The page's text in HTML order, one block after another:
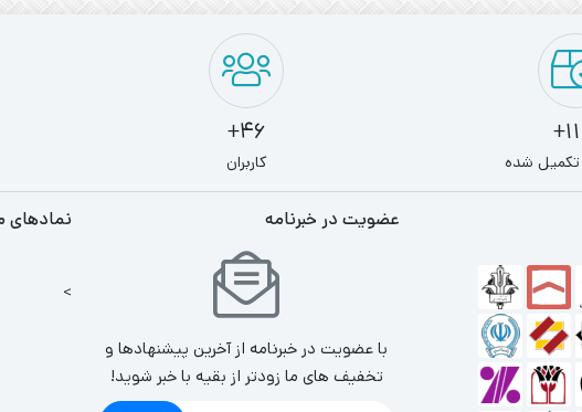
شده
46+
کاربران
عضویت در خبرنامه
با عضویت در خبرنامه از آخرین پیشنهادها و
تخفیف های ما زودتر از بقیه با خبر شوید!
نمادهای
>